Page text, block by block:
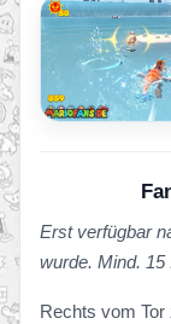
Erst verfügbar
wurde. Mind. 15
Rechts vom Tor